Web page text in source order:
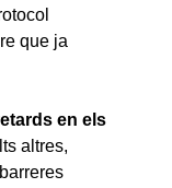
que ja
en els
altres,